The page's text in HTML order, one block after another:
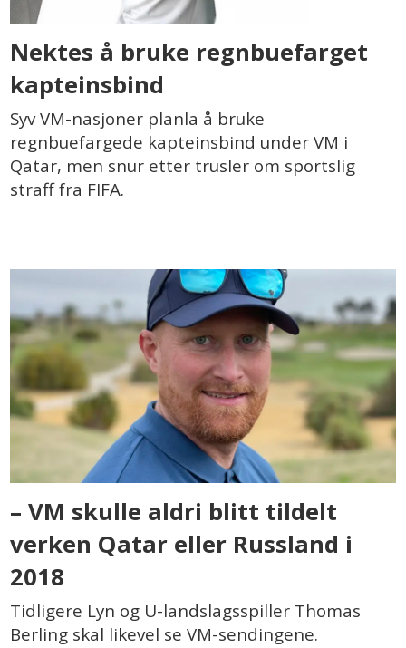
Nektes å bruke regnbuefarget
kapteinsbind
Syv VM-nasjoner planla å bruke
regnbuefargede kapteinsbind under VM i
Qatar, men snur etter trusler om sportslig
straff fra FIFA.
– VM skulle aldri blitt tildelt
verken Qatar eller Russland i
2018
Tidligere Lyn og U-landslagsspiller Thomas
Berling skal likevel se VM-sendingene.